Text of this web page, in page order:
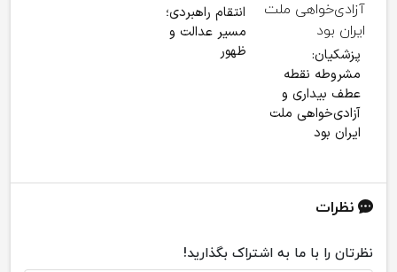
پزشکیان:
مشروطه نقطه
عطف بیداری و
آزادی‌خواهی ملت
ایران بود
انتقام راهبردی؛
مسیر عدالت و
ظهور
نظرات
نظرتان را با ما به اشتراک بگذارید!